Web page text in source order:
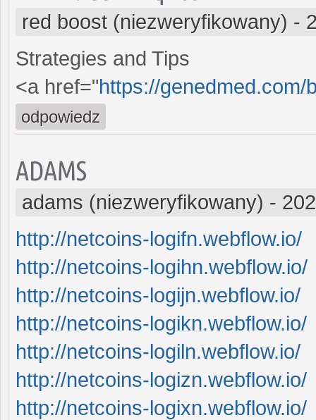
red boost (niezweryfikowany) -
Strategies and Tips
<a href="https://genedmed.com/
odpowiedz
ADAMS
adams (niezweryfikowany) -
http://netcoins-logifn.webflow.io/
http://netcoins-logihn.webflow.io/
http://netcoins-logijn.webflow.io/
http://netcoins-logikn.webflow.io/
http://netcoins-logiln.webflow.io/
http://netcoins-logizn.webflow.io/
http://netcoins-logixn.webflow.io/